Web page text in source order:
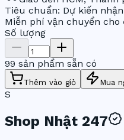
Tiêu chuẩn: Dự kiến
Miễn phí vận chuyển
Số lượng
99 sản phẩm sẵn có
Thêm vào giỏ Mua
S
Shop Nhật 247